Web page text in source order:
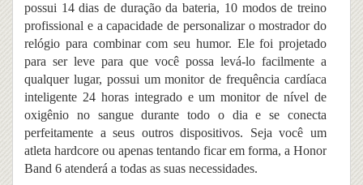
possui 14 dias de duração da bateria, 10 modos de treino
profissional e a capacidade de personalizar o mostrador do
relógio para combinar com seu humor. Ele foi projetado
para ser leve para que você possa levá-lo facilmente a
qualquer lugar, possui um monitor de frequência cardíaca
inteligente 24 horas integrado e um monitor de nível de
oxigênio no sangue durante todo o dia e se conecta
perfeitamente a seus outros dispositivos. Seja você um
atleta hardcore ou apenas tentando ficar em forma, a Honor
Band 6 atenderá a todas as suas necessidades.